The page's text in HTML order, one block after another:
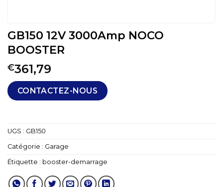
GB150 12V 3000Amp NOCO
BOOSTER
€361,79
CONTACTEZ-NOUS
UGS : GB150
Catégorie : Garage
Étiquette : booster-demarrage